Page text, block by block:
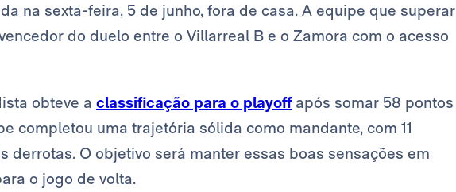
na sexta-feira, 5 de junho, fora de casa. A equipe que superar
do duelo entre o Villarreal B e o Zamora com o acesso
obteve a classificação para o playoffapós somar 58 pontos
completou uma trajetória sólida como mandante, com 11
derrotas. O objetivo será manter essas boas sensações em
o jogo de volta.